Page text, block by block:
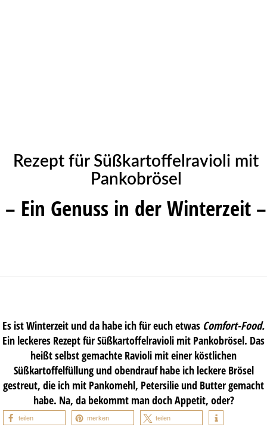
Rezept für Süßkartoffelravioli mit
Pankobrösel
– Ein Genuss in der Winterzeit –
Es ist Winterzeit und da habe ich für euch etwas Comfort-Food.
Ein leckeres Rezept für Süßkartoffelravioli mit Pankobrösel. Das
heißt selbst gemachte Ravioli mit einer köstlichen
Süßkartoffelfüllung und obendrauf habe ich leckere Brösel
gestreut, die ich mit Pankomehl, Petersilie und Butter gemacht
habe. Na, da bekommt man doch Appetit, oder?
teilen merken teilen